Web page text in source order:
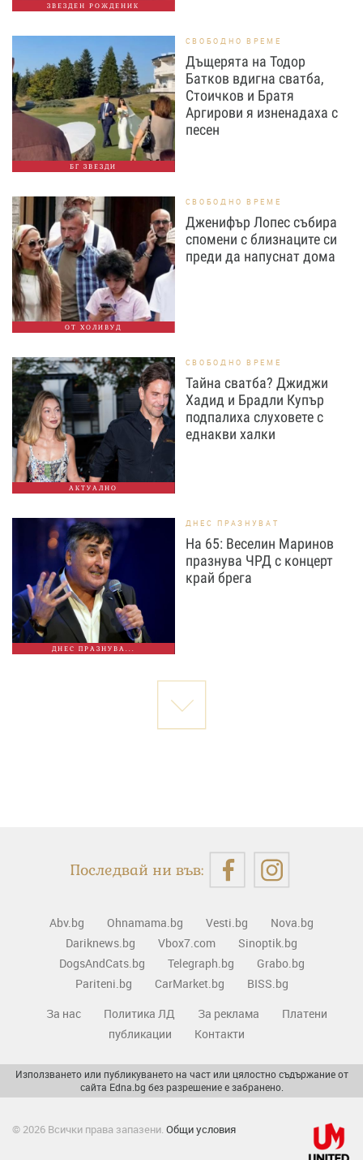
ЗВЕЗДЕН РОЖДЕНИК
БГ ЗВЕЗДИ
СВОБОДНО ВРЕМЕ
Дъщерята на Тодор
Батков вдигна сватба,
Стоичков и Братя
Аргирови я изненадаха с
песен
ОТ ХОЛИВУД
СВОБОДНО ВРЕМЕ
Дженифър Лопес събира
спомени с близнаците си
преди да напуснат дома
АКТУАЛНО
СВОБОДНО ВРЕМЕ
Тайна сватба? Джиджи
Хадид и Брадли Купър
подпалиха слуховете с
еднакви халки
ДНЕС ПРАЗНУВА...
ДНЕС ПРАЗНУВАТ
На 65: Веселин Маринов
празнува ЧРД с концерт
край брега
Последвай ни във:
Abv.bg Ohnamama.bg Vesti.bg
Nova.bg
Dariknews.bg
Vbox7.com
Sinoptik.bg
DogsAndCats.bg
Telegraph.bg
Grabo.bg
Pariteni.bg
CarMarket.bg
BISS.bg
За нас
Политика ЛД За реклама
Платени
публикации
Контакти
Използването или публикуването на част или цялостно съдържание от
сайта Edna.bg без разрешение е забранено.
© 2026 Всички права запазени. Общи условия